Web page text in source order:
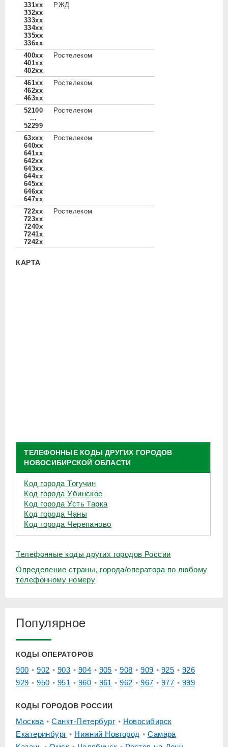
331xx
332xx
333xx
334xx
335xx
336xx
РЖД
400xx
401xx
402xx
Ростелеком
461xx
462xx
463xx
Ростелеком
52100
...
52299
Ростелеком
63xxx
640xx
641xx
642xx
643xx
644xx
645xx
646xx
647xx
Ростелеком
722xx
723xx
7240x
7241x
7242x
Ростелеком
КАРТА
ТЕЛЕФОННЫЕ КОДЫ ДРУГИХ ГОРОДОВ
НОВОСИБИРСКОЙ ОБЛАСТИ
Код города Тогучин
Код города Убинское
Код города Усть Тарка
Код города Чаны
Код города Черепаново
Телефонные коды других городов России
Определение страны, города/оператора по любому
телефонному номеру
Популярное
КОДЫ ОПЕРАТОРОВ
900 902 903 904 905 908 909 925
926
929
950 951 960 961 962 967 977 999
КОДЫ ГОРОДОВ РОССИИ
Москва Санкт-Петербург
Новосибирск
Екатеринбург
Нижний Новгород
Самара